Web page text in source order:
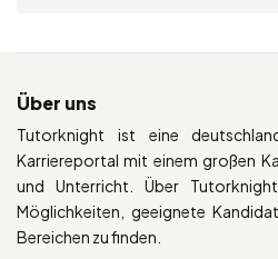
Über uns
Tutorknight ist eine
Karriereportal mit einem großen
und Unterricht. Über
Möglichkeiten, geeignete
Bereichen zu finden.